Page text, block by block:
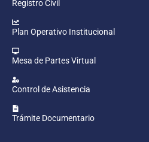
Registro Civil
Plan Operativo Institucional
Mesa de Partes Virtual
Control de Asistencia
Trámite Documentario